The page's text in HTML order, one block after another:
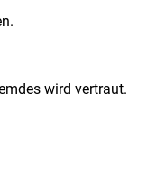
wird vertraut.